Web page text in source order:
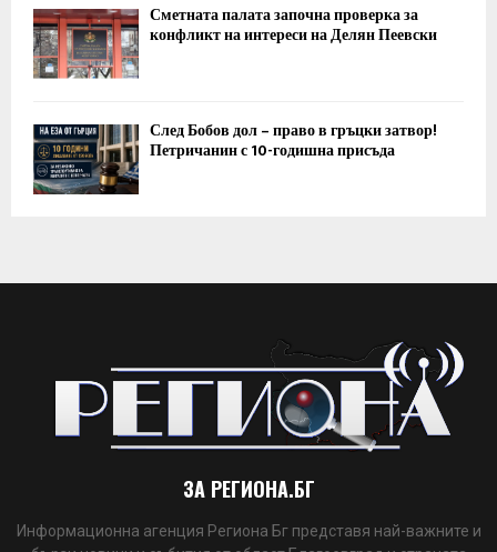
Сметната палата започна проверка за
конфликт на интереси на Делян Пеевски
След Бобов дол – право в гръцки затвор!
Петричанин с 10-годишна присъда
ЗА РЕГИОНА.БГ
Информационна агенция Региона Бг представя най-важните и